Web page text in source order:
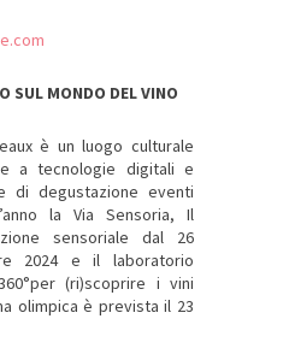
SUL MONDO DEL VINO
è un luogo culturale
a tecnologie digitali e
di degustazione eventi
la Via Sensoria, Il
sensoriale dal 26
2024 e il laboratorio
(ri)scoprire i vini
olimpica è prevista il 23